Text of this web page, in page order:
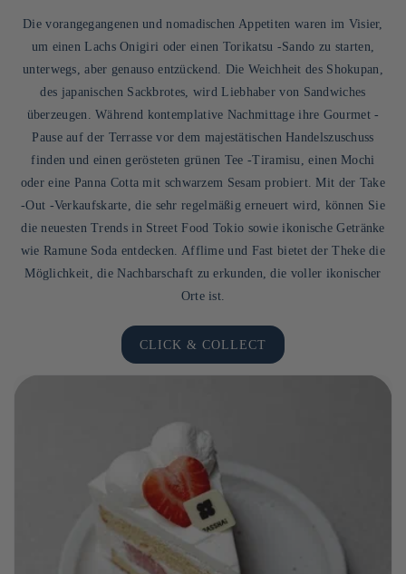
Die vorangegangenen und nomadischen Appetiten waren im Visier,
um einen Lachs Onigiri oder einen Torikatsu -Sando zu starten,
unterwegs, aber genauso entzückend. Die Weichheit des Shokupan,
des japanischen Sackbrotes, wird Liebhaber von Sandwiches
überzeugen. Während kontemplative Nachmittage ihre Gourmet -
Pause auf der Terrasse vor dem majestätischen Handelszuschuss
finden und einen gerösteten grünen Tee -Tiramisu, einen Mochi
oder eine Panna Cotta mit schwarzem Sesam probiert. Mit der Take
-Out -Verkaufskarte, die sehr regelmäßig erneuert wird, können Sie
die neuesten Trends in Street Food Tokio sowie ikonische Getränke
wie Ramune Soda entdecken. Afflime und Fast bietet der Theke die
Möglichkeit, die Nachbarschaft zu erkunden, die voller ikonischer
Orte ist.
CLICK & COLLECT